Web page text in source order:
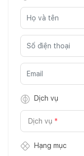
Dịch vụ
Dịch vụ *
Hạng mục